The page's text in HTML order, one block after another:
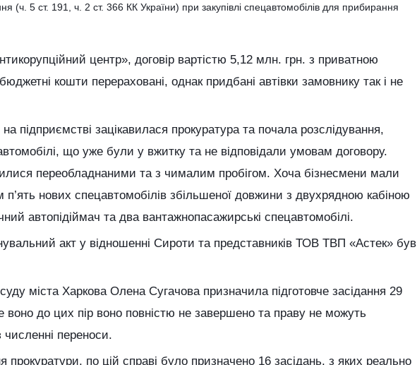
(ч. 5 ст. 191, ч. 2 ст. 366 КК України) при закупівлі спецавтомобілів для прибирання
центр», договір вартістю 5,12 млн. грн. з приватною
кошти перераховані, однак придбані автівки замовнику так і не
підприємстві зацікавилася прокуратура та почала розслідування,
що уже були у вжитку та не відповідали умовам договору.
переобладнаними та з чималим пробігом. Хоча бізнесмени мали
нових спецавтомобілів збільшеної довжини з двухрядною кабіною
автопідіймач та два вантажнопасажирські спецавтомобілі.
акт у відношенні Сироти та представників ТОВ ТВП «Астек» був
міста Харкова Олена Сугачова призначила підготовче засідання 29
воно до цих пір воно повністю не завершено та праву не можуть
численні переноси.
прокуратури, по цій справі було призначено 16 засідань, з яких реально